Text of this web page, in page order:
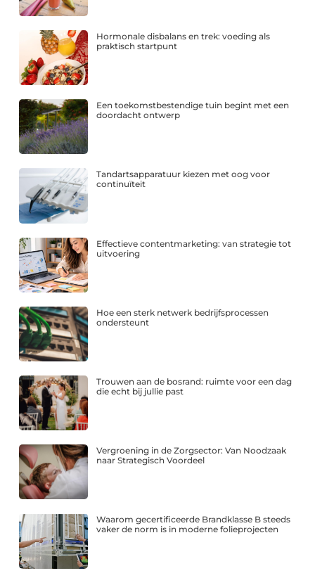
Hormonale disbalans en trek: voeding als
praktisch startpunt
Een toekomstbestendige tuin begint met een
doordacht ontwerp
Tandartsapparatuur kiezen met oog voor
continuïteit
Effectieve contentmarketing: van strategie tot
uitvoering
Hoe een sterk netwerk bedrijfsprocessen
ondersteunt
Trouwen aan de bosrand: ruimte voor een dag
die echt bij jullie past
Vergroening in de Zorgsector: Van Noodzaak
naar Strategisch Voordeel
Waarom gecertificeerde Brandklasse B steeds
vaker de norm is in moderne folieprojecten